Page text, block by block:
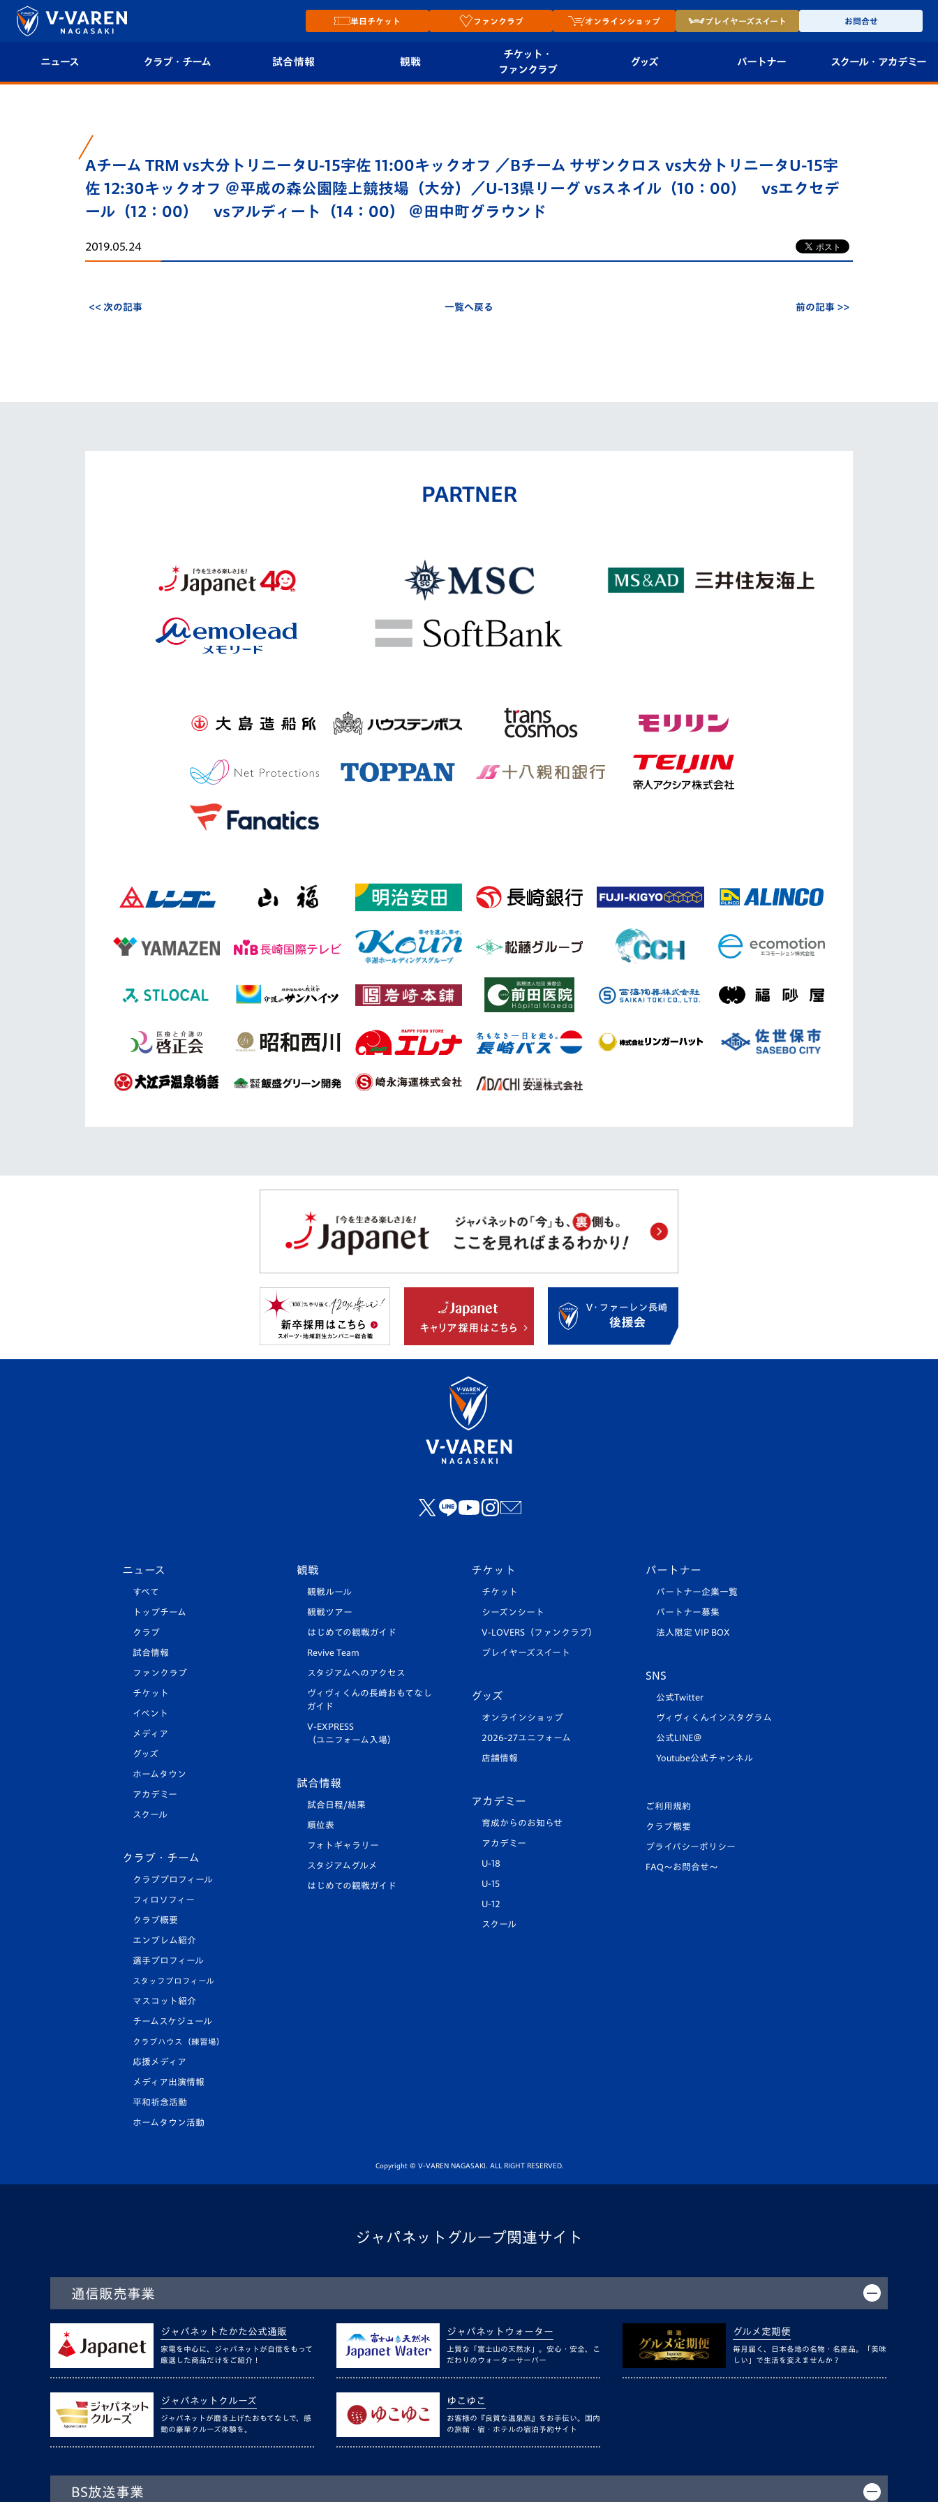
単日チケット ファンクラブ オンラインショップ プレイヤーズスイート お問合せ
ニュース クラブ・チーム
クラブ概要
エンブレム紹介
選手プロフィール
マスコット紹介
試合情報
順位表
U-21 Jリーグ関連
観戦
Revive Team
スタジアムへのアク
チケット・
ファンクラブ
プレイヤーズスイート
V-LOVERS（ファン
クラブ）
グッズ
店舗情報
パートナー
法人限定 VIP BOX
スクール・ アカデミー
U-15
スクール
Aチーム TRM vs大分トリニータU-15宇佐 11:00キックオフ ／Bチーム サザンクロス vs大分トリニータU-15宇
佐 12:30キックオフ ＠平成の森公園陸上競技場（大分）／U-13県リーグ vsスネイル（10：00） vsエクセデ
ール（12：00） vsアルディート（14：00） ＠田中町グラウンド
2019.05.24
<< 次の記事 一覧へ戻る 前の記事 >>
PARTNER
ニュース
すべて
トップチーム
クラブ
試合情報
ファンクラブ
チケット
イベント
メディア
グッズ
ホームタウン
アカデミー
スクール
クラブ・チーム
クラブプロフィール
フィロソフィー
クラブ概要
エンブレム紹介
選手プロフィール
スタッフプロフィール
マスコット紹介
チームスケジュール
クラブハウス（練習場）
応援メディア
メディア出演情報
平和祈念活動
ホームタウン活動
観戦
観戦ルール
観戦ツアー
はじめての観戦ガイド
Revive Team
スタジアムへのアクセス
ヴィヴィくんの長崎おもてなし
ガイド
V-EXPRESS
（ユニフォーム入場）
試合情報
試合日程/結果
順位表
フォトギャラリー
スタジアムグルメ
はじめての観戦ガイド
チケット
チケット
シーズンシート
V-LOVERS（ファンクラブ）
プレイヤーズスイート
グッズ
オンラインショップ
2026-27ユニフォーム
店舗情報
アカデミー
育成からのお知らせ
アカデミー
U-18
U-15
U-12
スクール
パートナー
パートナー企業一覧
パートナー募集
法人限定 VIP BOX
SNS
公式Twitter
ヴィヴィくんインスタグラム
公式LINE＠
Youtube公式チャンネル
ご利用規約
クラブ概要
プライバシーポリシー
FAQ〜お問合せ〜
Copyright © V-VAREN NAGASAKI. ALL RIGHT RESERVED.
ジャパネットグループ関連サイト
通信販売事業
ジャパネットたかた公式通販
家電を中心に、ジャパネットが自信をもって
厳選した商品だけをご紹介！
ジャパネットウォーター
上質な「富士山の天然水」。安心・安全、こ
だわりのウォーターサーバー
グルメ定期便
毎月届く、日本各地の名物・名産品。「美味
しい」で生活を変えませんか？
ジャパネットクルーズ
ジャパネットが磨き上げたおもてなしで、感
動の豪華クルーズ体験を。
ゆこゆこ
お客様の『良質な温泉旅』をお手伝い。国内
の旅館・宿・ホテルの宿泊予約サイト
BS放送事業